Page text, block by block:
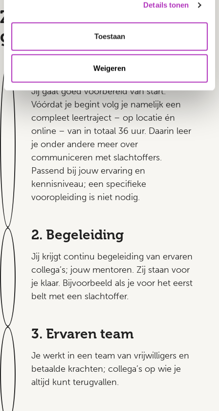
vind je meer informatie over wie we
zijn, hoe je contact met ons kunt opnemen en hoe we
persoonlijke gegevens verwerken.
Details tonen
Toestaan
Weigeren
Zo ga jij met een goed
gevoel aan de slag
1. Leertraject
Jij gaat goed voorbereid van start.
Vóórdat je begint volg je namelijk een
compleet leertraject – op locatie én
online – van in totaal 36 uur. Daarin leer
je onder andere meer over
communiceren met slachtoffers.
Passend bij jouw ervaring en
kennisniveau; een specifieke
vooropleiding is niet nodig.
2. Begeleiding
Jij krijgt continu begeleiding van ervaren
collega’s; jouw mentoren. Zij staan voor
je klaar. Bijvoorbeeld als je voor het eerst
belt met een slachtoffer.
3. Ervaren team
Je werkt in een team van vrijwilligers en
betaalde krachten; collega’s op wie je
altijd kunt terugvallen.